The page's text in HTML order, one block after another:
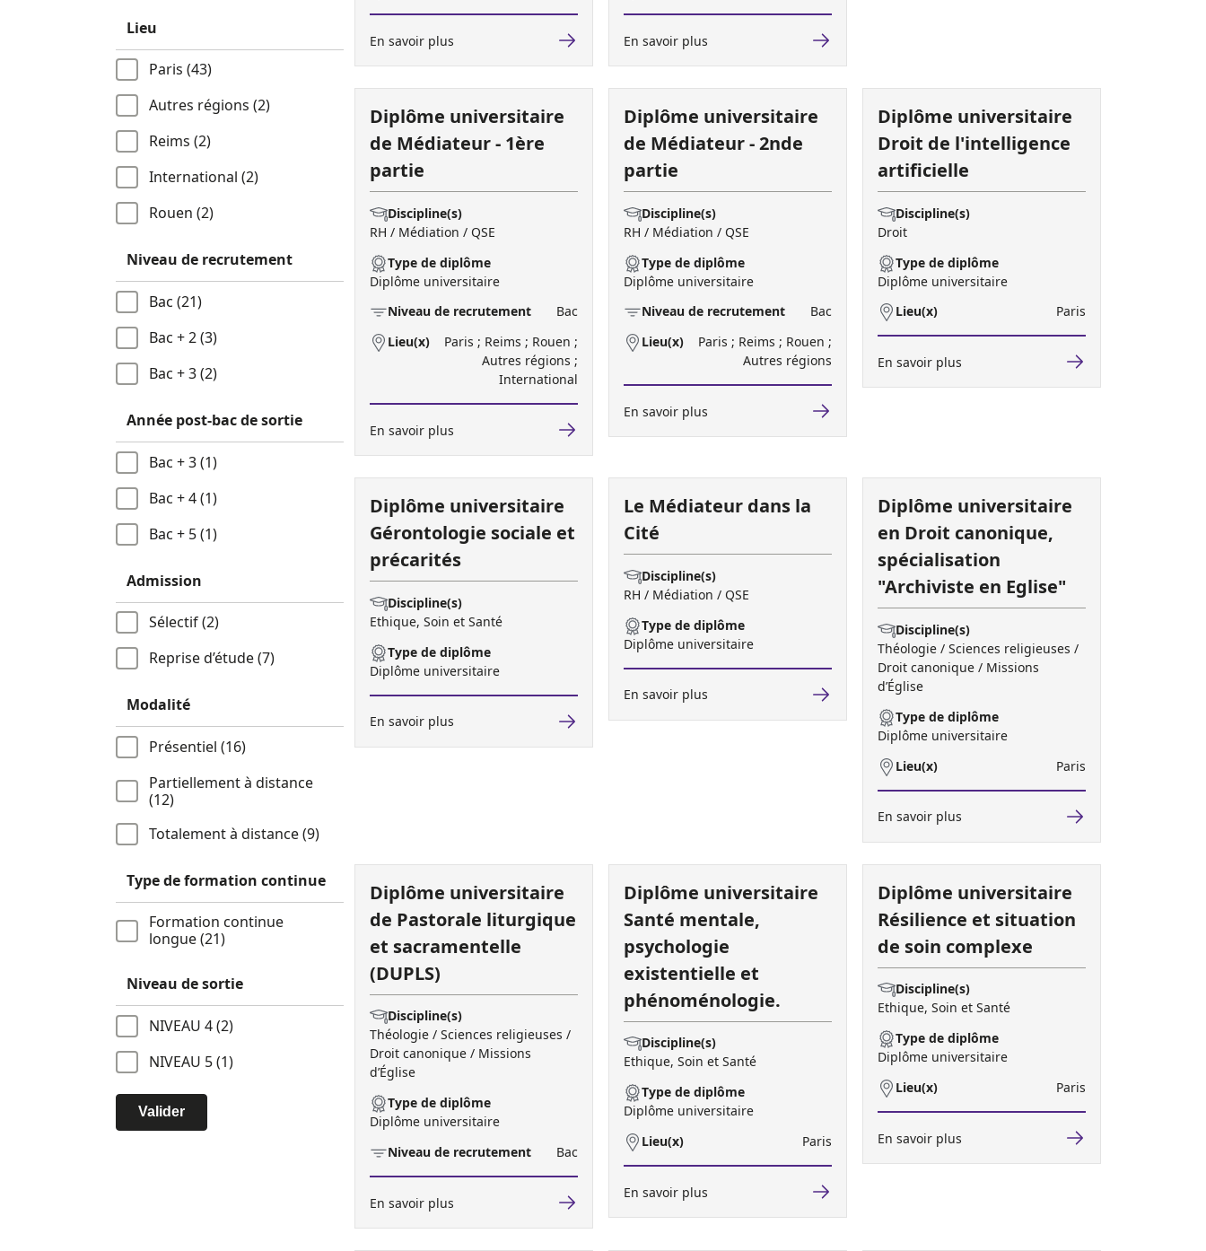
Lieu
Paris (43)
Autres régions (2)
Reims (2)
International (2)
Rouen (2)
Niveau de recrutement
Bac (21)
Bac + 2 (3)
Bac + 3 (2)
Année post-bac de sortie
Bac + 3 (1)
Bac + 4 (1)
Bac + 5 (1)
Admission
Sélectif (2)
Reprise d’étude (7)
Modalité
Présentiel (16)
Partiellement à distance
(12)
Totalement à distance (9)
Type de formation continue
Formation continue
longue (21)
Niveau de sortie
NIVEAU 4 (2)
NIVEAU 5 (1)
Valider
En savoir plus En savoir plus
Diplôme universitaire
de Médiateur - 1ère
partie
Discipline(s)
RH / Médiation / QSE
Type de diplôme
Diplôme universitaire
Niveau de recrutement
Bac
Lieu(x)
Paris ; Reims ; Rouen ;
Autres régions ;
International
En savoir plus
Diplôme universitaire
de Médiateur - 2nde
partie
Discipline(s)
RH / Médiation / QSE
Type de diplôme
Diplôme universitaire
Niveau de recrutement
Bac
Lieu(x)
Paris ; Reims ; Rouen ;
Autres régions
En savoir plus
Diplôme universitaire
Droit de l'intelligence
artificielle
Discipline(s)
Droit
Type de diplôme
Diplôme universitaire
Lieu(x)
Paris
En savoir plus
Diplôme universitaire
Gérontologie sociale et
précarités
Discipline(s)
Ethique, Soin et Santé
Type de diplôme
Diplôme universitaire
En savoir plus
Le Médiateur dans la
Cité
Discipline(s)
RH / Médiation / QSE
Type de diplôme
Diplôme universitaire
En savoir plus
Diplôme universitaire
en Droit canonique,
spécialisation
"Archiviste en Eglise"
Discipline(s)
Théologie / Sciences religieuses /
Droit canonique / Missions
d’Église
Type de diplôme
Diplôme universitaire
Lieu(x)
Paris
En savoir plus
Diplôme universitaire
de Pastorale liturgique
et sacramentelle
(DUPLS)
Discipline(s)
Théologie / Sciences religieuses /
Droit canonique / Missions
d’Église
Type de diplôme
Diplôme universitaire
Niveau de recrutement
Bac
En savoir plus
Diplôme universitaire
Santé mentale,
psychologie
existentielle et
phénoménologie.
Discipline(s)
Ethique, Soin et Santé
Type de diplôme
Diplôme universitaire
Lieu(x)
Paris
En savoir plus
Diplôme universitaire
Résilience et situation
de soin complexe
Discipline(s)
Ethique, Soin et Santé
Type de diplôme
Diplôme universitaire
Lieu(x)
Paris
En savoir plus